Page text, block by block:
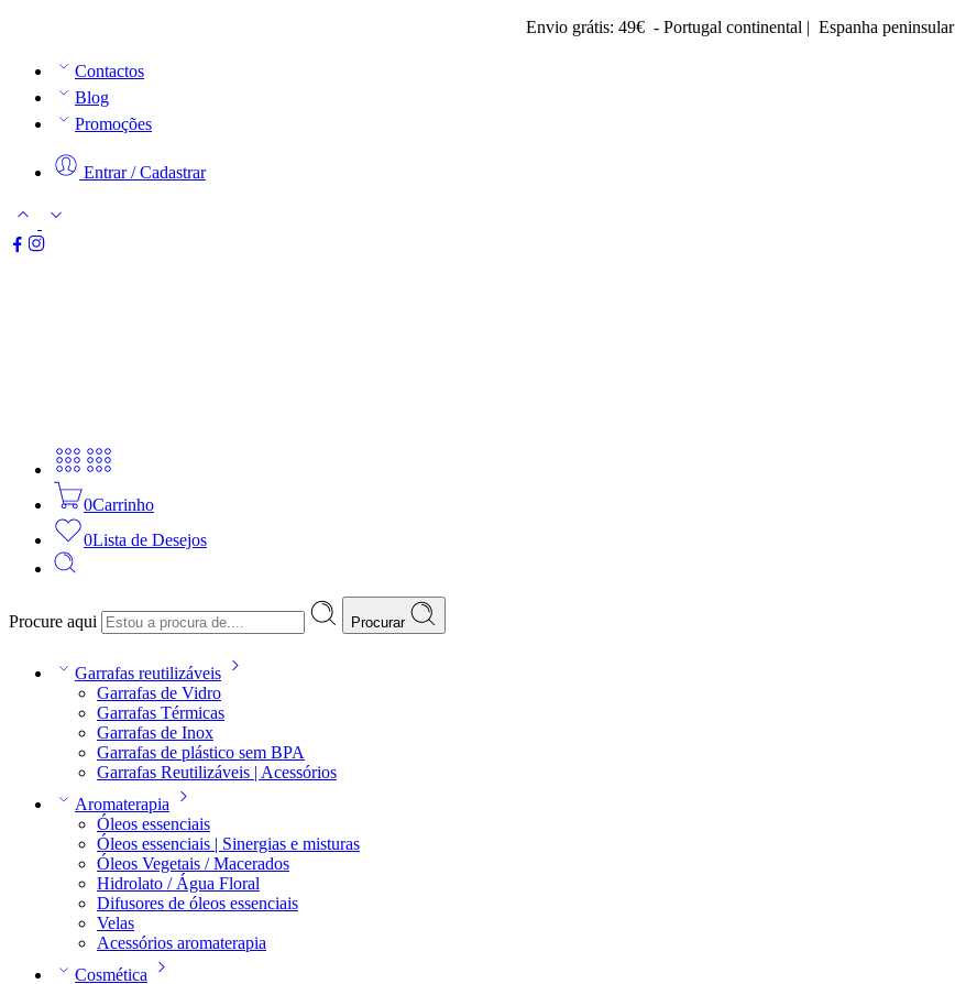
Envio grátis: 49€ - Portugal continental | Espanha peninsular
Contactos
Blog
Promoções
Entrar / Cadastrar
0Carrinho
0Lista de Desejos
Procure aqui Procurar
Garrafas reutilizáveis
Garrafas de Vidro
Garrafas Térmicas
Garrafas de Inox
Garrafas de plástico sem BPA
Garrafas Reutilizáveis | Acessórios
Aromaterapia
Óleos essenciais
Óleos essenciais | Sinergias e misturas
Óleos Vegetais / Macerados
Hidrolato / Água Floral
Difusores de óleos essenciais
Velas
Acessórios aromaterapia
Cosmética